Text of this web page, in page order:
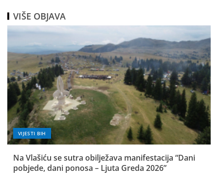
VIŠE OBJAVA
VIJESTI BIH
Na Vlašiću se sutra obilježava manifestacija “Dani
pobjede, dani ponosa – Ljuta Greda 2026”